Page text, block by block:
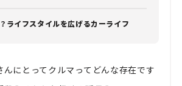
ライフスタイルを広げるカーライフ
にとってクルマってどんな存在です